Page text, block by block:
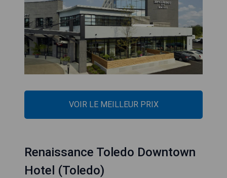
VOIR LE MEILLEUR PRIX
Renaissance Toledo Downtown
Hotel (Toledo)